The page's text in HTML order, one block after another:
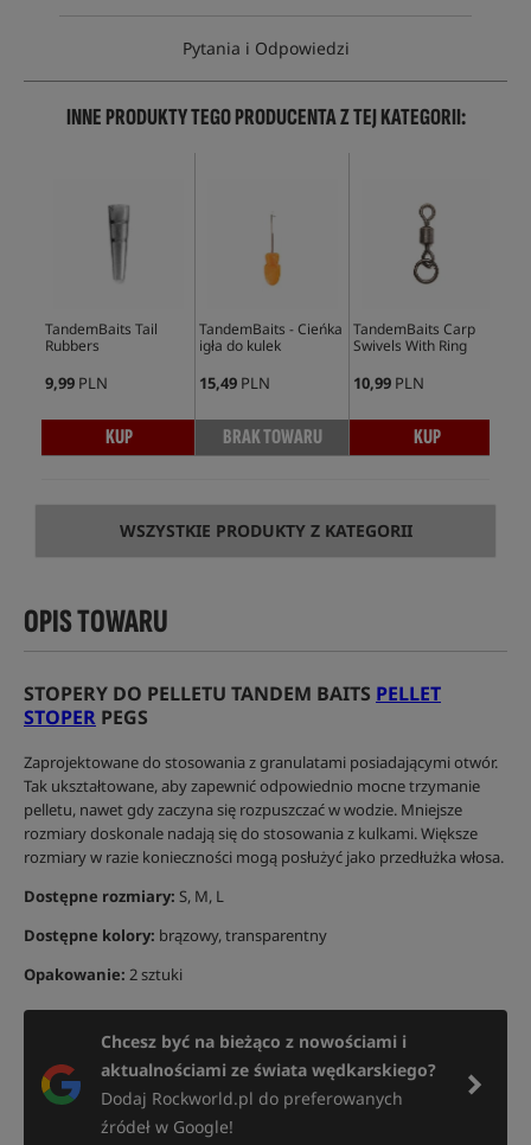
Pytania i Odpowiedzi
INNE PRODUKTY TEGO PRODUCENTA Z TEJ KATEGORII:
TandemBaits Tail
Rubbers
9,99 PLN
KUP
TandemBaits - Cieńka
igła do kulek
15,49 PLN
BRAK TOWARU
TandemBaits Carp
Swivels With Ring
10,99 PLN
KUP
WSZYSTKIE PRODUKTY Z KATEGORII
OPIS TOWARU
STOPERY DO PELLETU TANDEM BAITS PELLET
STOPER PEGS
Zaprojektowane do stosowania z granulatami posiadającymi otwór.
Tak ukształtowane, aby zapewnić odpowiednio mocne trzymanie
pelletu, nawet gdy zaczyna się rozpuszczać w wodzie. Mniejsze
rozmiary doskonale nadają się do stosowania z kulkami. Większe
rozmiary w razie konieczności mogą posłużyć jako przedłużka włosa.
Dostępne rozmiary: S, M, L
Dostępne kolory: brązowy, transparentny
Opakowanie: 2 sztuki
Chcesz być na bieżąco z nowościami i
aktualnościami ze świata wędkarskiego?
Dodaj Rockworld.pl do preferowanych
źródeł w Google!